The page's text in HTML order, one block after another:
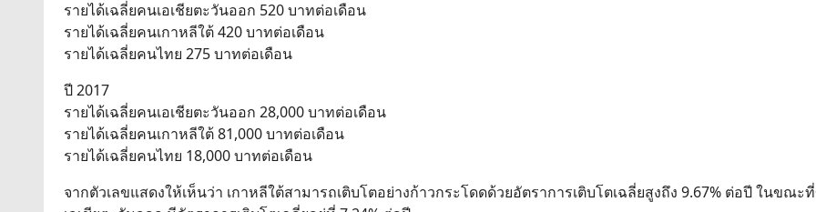
รายได้เฉลี่ยคนเอเชียตะวันออก 520 บาทต่อเดือน
รายได้เฉลี่ยคนเกาหลีใต้ 420 บาทต่อเดือน
รายได้เฉลี่ยคนไทย 275 บาทต่อเดือน
ปี 2017
รายได้เฉลี่ยคนเอเชียตะวันออก 28,000 บาทต่อเดือน
รายได้เฉลี่ยคนเกาหลีใต้ 81,000 บาทต่อเดือน
รายได้เฉลี่ยคนไทย 18,000 บาทต่อเดือน
จากตัวเลขแสดงให้เห็นว่า เกาหลีใต้สามารถเติบโตอย่างก้าวกระโดดด้วยอัตราการเติบโตเฉลี่ยสูงถึง 9.67% ต่อปี ในขณะ